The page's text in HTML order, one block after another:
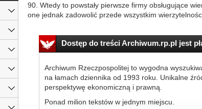
90. Wtedy to powstały pierwsze firmy obsługujące
one jednak zadowolić przede wszystkim
Dostęp do treści Archiwum.rp.pl jest
Archiwum Rzeczpospolitej to wygodna
na łamach dziennika od 1993 roku. Unikalne
perspektywę ekonomiczną i prawną.
Ponad milion tekstów w jednym miejscu.